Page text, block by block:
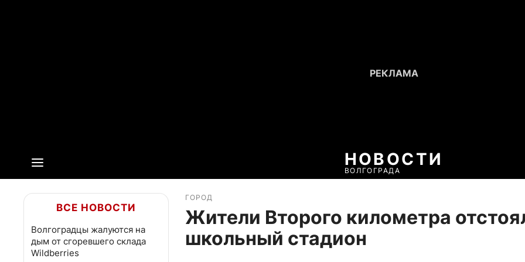
НОВОСТИ
ВОЛГОГРАДА
ВСЕ НОВОСТИ
Волгоградцы жалуются на
дым от сгоревшего склада
Wildberries
ГОРОД
Жители Второго километра
школьный стадион